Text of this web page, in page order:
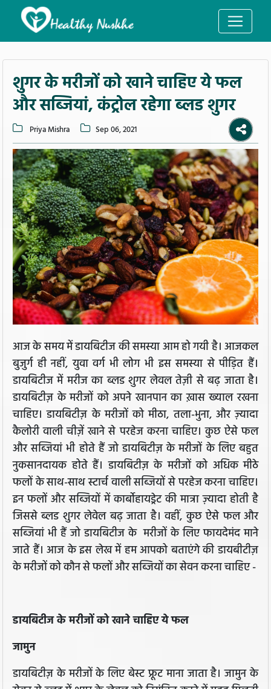
शुगर के मरीजों को खाने चाहिए ये फल
और सब्जियां, कंट्रोल रहेगा ब्लड शुगर
Priya Mishra Sep 06, 2021
आज के समय में डायबिटीज की समस्या आम हो गयी है। आजकल
बुजुर्ग ही नहीं, युवा वर्ग भी लोग भी इस समस्या से पीड़ित हैं।
डायबिटीज में मरीज का ब्लड शुगर लेवल तेज़ी से बढ़ जाता है।
डायबिटीज़ के मरीजों को अपने खानपान का ख़ास ख्याल रखना
चाहिए। डायबिटीज़ के मरीजों को मीठा, तला-भुना, और ज़्यादा
कैलोरी वाली चीज़ें खाने से परहेज करना चाहिए। कुछ ऐसे फल
और सब्जियां भी होते हैं जो डायबिटीज़ के मरीजों के लिए बहुत
नुकसानदायक होते हैं। डायबिटीज़ के मरीजों को अधिक मीठे
फलों के साथ-साथ स्टार्च वाली सब्जियों से परहेज करना चाहिए।
इन फलों और सब्जियों में कार्बोहायड्रेट की मात्रा ज़्यादा होती है
जिससे ब्लड शुगर लेवेल बढ़ जाता है। वहीं, कुछ ऐसे फल और
सब्जियां भी हैं जो डायबिटीज के मरीजों के लिए फायदेमंद माने
जाते हैं। आज के इस लेख में हम आपको बताएंगे की डायबीटीज़
के मरीजों को कौन से फलों और सब्जियों का सेवन करना चाहिए -
डायबिटीज के मरीजों को खाने चाहिए ये फल
जामुन
डायबिटीज़ के मरीजों के लिए बेस्ट फ्रूट माना जाता है। जामुन के